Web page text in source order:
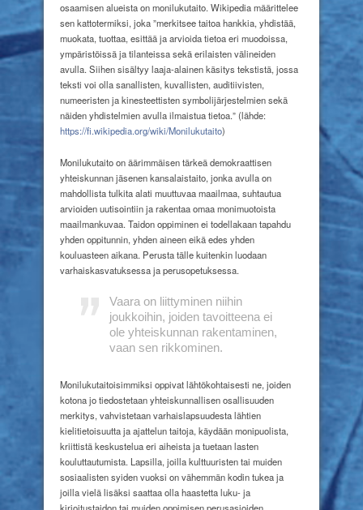
osaamisen alueista on monilukutaito. Wikipedia määrittelee
sen kattotermiksi, joka ”merkitsee taitoa hankkia, yhdistää,
muokata, tuottaa, esittää ja arvioida tietoa eri muodoissa,
ympäristöissä ja tilanteissa sekä erilaisten välineiden
avulla. Siihen sisältyy laaja-alainen käsitys tekstistä, jossa
teksti voi olla sanallisten, kuvallisten, auditiivisten,
numeeristen ja kinesteettisten symbolijärjestelmien sekä
näiden yhdistelmien avulla ilmaistua tietoa.” (lähde:
https://fi.wikipedia.org/wiki/Monilukutaito)
Monilukutaito on äärimmäisen tärkeä demokraattisen
yhteiskunnan jäsenen kansalaistaito, jonka avulla on
mahdollista tulkita alati muuttuvaa maailmaa, suhtautua
arvioiden uutisointiin ja rakentaa omaa monimuotoista
maailmankuvaa. Taidon oppiminen ei todellakaan tapahdu
yhden oppitunnin, yhden aineen eikä edes yhden
kouluasteen aikana. Perusta tälle kuitenkin luodaan
varhaiskasvatuksessa ja perusopetuksessa.
Vaara on liittyminen niihin
joukkoihin, joiden tavoitteena ei
ole yhteiskunnan rakentaminen,
vaan sen rikkominen.
Monilukutaitoisimmiksi oppivat lähtökohtaisesti ne, joiden
kotona jo tiedostetaan yhteiskunnallisen osallisuuden
merkitys, vahvistetaan varhaislapsuudesta lähtien
kielitietoisuutta ja ajattelun taitoja, käydään monipuolista,
kriittistä keskustelua eri aiheista ja tuetaan lasten
kouluttautumista. Lapsilla, joilla kulttuuristen tai muiden
sosiaalisten syiden vuoksi on vähemmän kodin tukea ja
joilla vielä lisäksi saattaa olla haastetta luku- ja
kirjoitustaidon tai muiden oppimisen perusasioiden